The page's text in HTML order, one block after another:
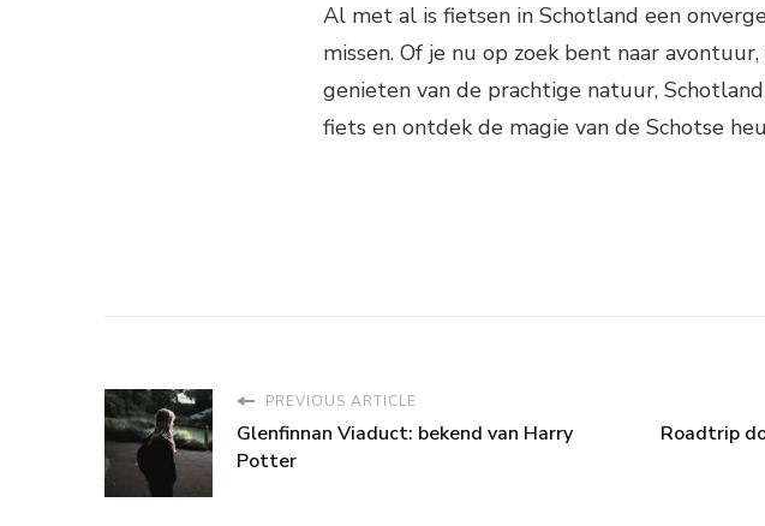
Al met al is fietsen in Schotland een
missen. Of je nu op zoek bent naar
genieten van de prachtige natuur,
fiets en ontdek de magie van de Schotse
PREVIOUS ARTICLE
Glenfinnan Viaduct: bekend van Harry
Potter
Roadtrip